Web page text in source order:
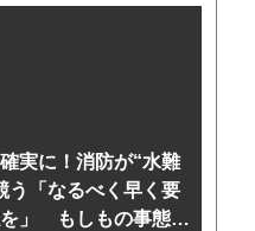
実に！消防が“水難
う「なるべく早く要
」 もしもの事態に